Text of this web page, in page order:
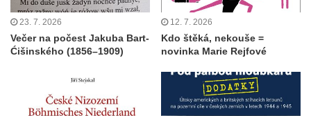
23. 7. 2026
Večer na počest Jakuba Bart-
Ćišinského (1856–1909)
12. 7. 2026
Kdo štěká, nekouše =
novinka Marie Rejfové